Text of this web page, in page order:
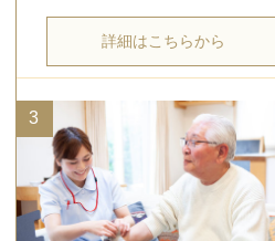
詳細はこちらから
3